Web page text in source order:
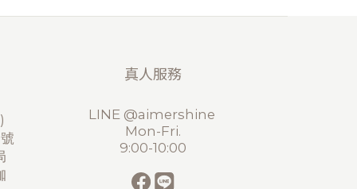
真人服務
LINE @aimershine
Mon-Fri.
9:00-10:00